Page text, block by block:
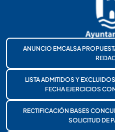
ANUNCIO EMCALSA
LISTA ADMITIDOS Y
FECHA EJERCICIOS
RECTIFICACIÓN BASES
SOLICITUD DE